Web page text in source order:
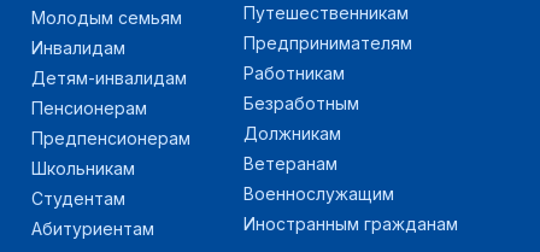
Молодым семьям
Инвалидам
Детям-инвалидам
Пенсионерам
Предпенсионерам
Школьникам
Студентам
Абитуриентам
Путешественникам
Предпринимателям
Работникам
Безработным
Должникам
Ветеранам
Военнослужащим
Иностранным гражданам